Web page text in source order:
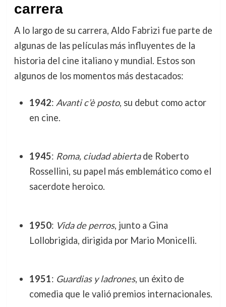
carrera
A lo largo de su carrera, Aldo Fabrizi fue parte de
algunas de las películas más influyentes de la
historia del cine italiano y mundial. Estos son
algunos de los momentos más destacados:
1942: Avanti c’è posto, su debut como actor
en cine.
1945: Roma, ciudad abiertade Roberto
Rossellini, su papel más emblemático como el
sacerdote heroico.
1950: Vida de perros, junto a Gina
Lollobrigida, dirigida por Mario Monicelli.
1951: Guardias y ladrones, un éxito de
comedia que le valió premios internacionales.